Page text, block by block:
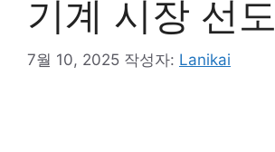
기계 시장 선도
7월 10, 2025 작성자: Lanikai